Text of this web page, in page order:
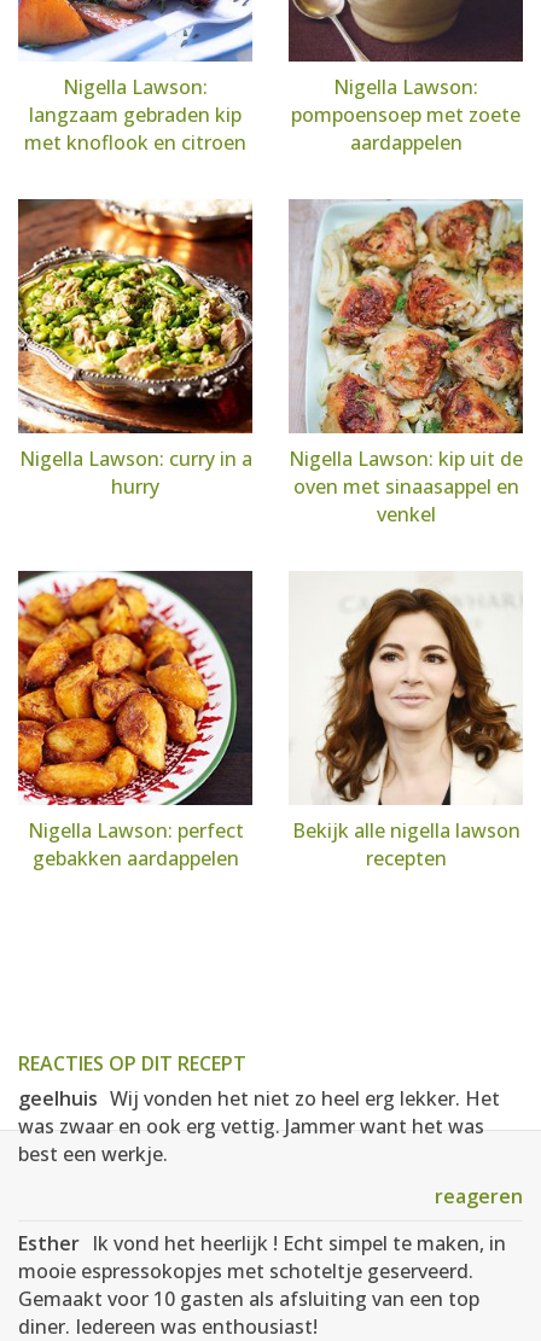
Nigella Lawson:
langzaam gebraden kip
met knoflook en citroen
Nigella Lawson:
pompoensoep met zoete
aardappelen
Nigella Lawson: curry in a
hurry
Nigella Lawson: kip uit de
oven met sinaasappel en
venkel
Nigella Lawson: perfect
gebakken aardappelen
Bekijk alle nigella lawson
recepten
REACTIES OP DIT RECEPT
geelhuis Wij vonden het niet zo heel erg lekker. Het
was zwaar en ook erg vettig. Jammer want het was
best een werkje.
reageren
Esther Ik vond het heerlijk ! Echt simpel te maken, in
mooie espressokopjes met schoteltje geserveerd.
Gemaakt voor 10 gasten als afsluiting van een top
diner. Iedereen was enthousiast!